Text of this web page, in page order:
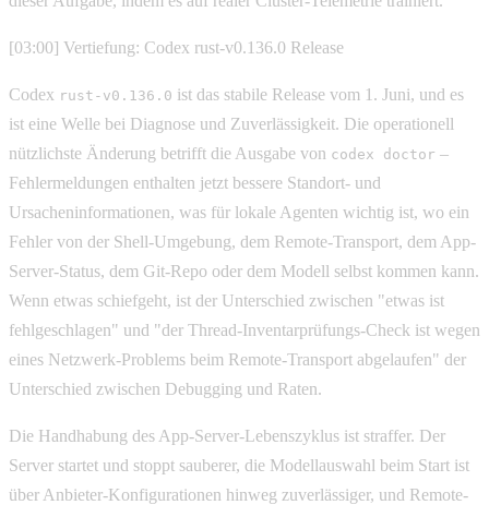
[03:00] Vertiefung: Codex rust-v0.136.0 Release
Codex rust-v0.136.0 ist das stabile Release vom 1. Juni, und es
ist eine Welle bei Diagnose und Zuverlässigkeit. Die operationell
nützlichste Änderung betrifft die Ausgabe von codex doctor –
Fehlermeldungen enthalten jetzt bessere Standort- und
Ursacheninformationen, was für lokale Agenten wichtig ist, wo ein
Fehler von der Shell-Umgebung, dem Remote-Transport, dem App-
Server-Status, dem Git-Repo oder dem Modell selbst kommen kann.
Wenn etwas schiefgeht, ist der Unterschied zwischen "etwas ist
fehlgeschlagen" und "der Thread-Inventarprüfungs-Check ist wegen
eines Netzwerk-Problems beim Remote-Transport abgelaufen" der
Unterschied zwischen Debugging und Raten.
Die Handhabung des App-Server-Lebenszyklus ist straffer. Der
Server startet und stoppt sauberer, die Modellauswahl beim Start ist
über Anbieter-Konfigurationen hinweg zuverlässiger, und Remote-